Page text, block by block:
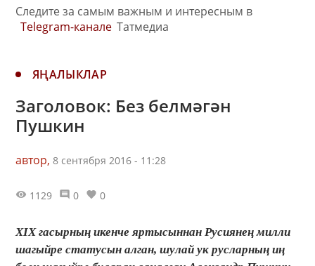
Следите за самым важным и интересным в
Telegram-канале Татмедиа
ЯҢАЛЫКЛАР
Заголовок: Без белмәгән
Пушкин
автор, 8 сентября 2016 - 11:28
1129 0 0
XIX гасырның икенче яртысыннан Русиянең милли
шагыйре статусын алган, шулай ук русларның иң